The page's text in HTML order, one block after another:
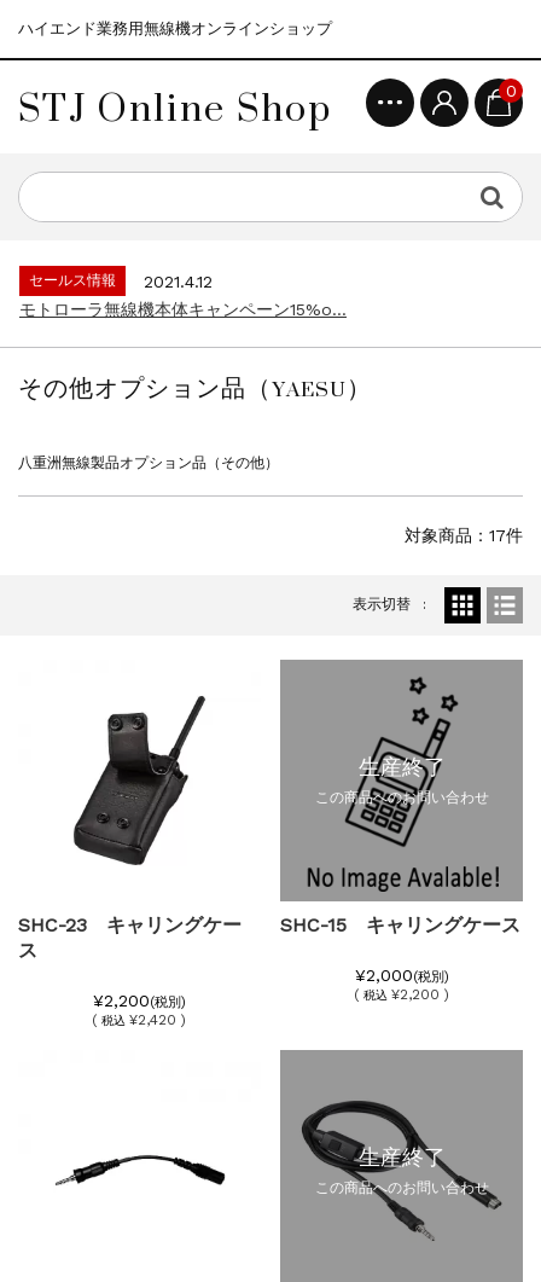
ハイエンド業務用無線機オンラインショップ
STJ Online Shop 0
セールス情報
2021.4.12
モトローラ無線機本体キャンペーン15%o...
５月大型連休に伴う営業日のお知らせ...
セールス情報
2023.4.1
セールス情報
2021.4.12
モトローラ無線機本体キャンペーン15%o...
セールス情報
2023.4.1
セールス情報
2021.4.12
その他オプション品（YAESU）
八重洲無線製品オプション品（その他）
対象商品：17件
表示切替
SHC-23 キャリングケー
ス
¥2,200(税別)
(税込 ¥2,420 )
生産終了
この商品へのお問い合わせ
SHC-15 キャリングケース
¥2,000(税別)
(税込 ¥2,200 )
生産終了
この商品へのお問い合わせ